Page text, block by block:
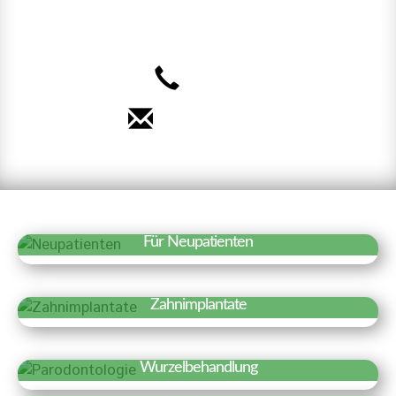
Für Neupatienten
Wir freuen uns über Ihr Interesse an
unserer Praxis. Auf einen Blick haben wir
Informationen für einen ersten Termin
zusammengestellt.
Erfahren Sie mehr »
Zahnimplantate
Zahnimplantate sind künstliche
Zahnwurzeln, die fest in den
Erfahren Sie mehr »
Wurzelbehandlung